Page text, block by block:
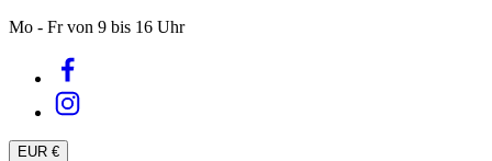
Mo - Fr von 9 bis 16 Uhr
EUR €